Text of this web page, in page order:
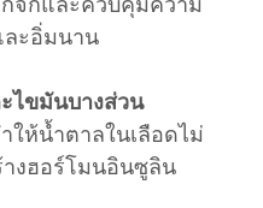
ละอิ่มนาน
ไขมันบางส่วน
ให้น้ำตาลในเลือดไม่
างฮอร์โมนอินซูลิน